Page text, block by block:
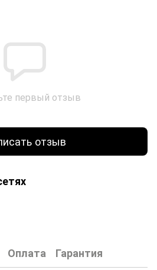
первый отзыв
отзыв
Оплата Гарантия